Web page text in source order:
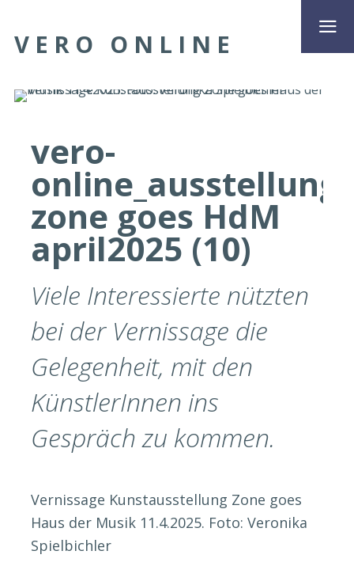
VERO ONLINE
vero-
online_ausstellung
zone goes HdM
april2025 (10)
Viele Interessierte nützten
bei der Vernissage die
Gelegenheit, mit den
KünstlerInnen ins
Gespräch zu kommen.
Vernissage Kunstausstellung Zone goes
Haus der Musik 11.4.2025. Foto: Veronika
Spielbichler